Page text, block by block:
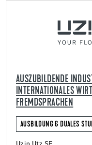
AUSZUBILDENDE
INTERNATIONALES
FREMDSPRACHEN
AUSBILDUNG & DUALES